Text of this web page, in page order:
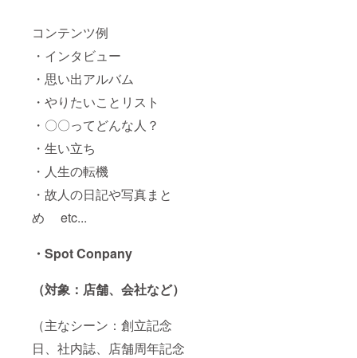
コンテンツ例
・インタビュー
・思い出アルバム
・やりたいことリスト
・〇〇ってどんな人？
・生い立ち
・人生の転機
・故人の日記や写真まと
め etc...
・Spot Conpany
（対象：店舗、会社など）
（主なシーン：創立記念
日、社内誌、店舗周年記念